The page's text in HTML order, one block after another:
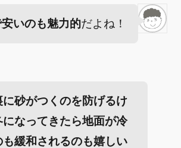
いのも魅力的だよね！
に砂がつくのを防げるけ
になってきたら地面が冷
も緩和されるのも嬉しい